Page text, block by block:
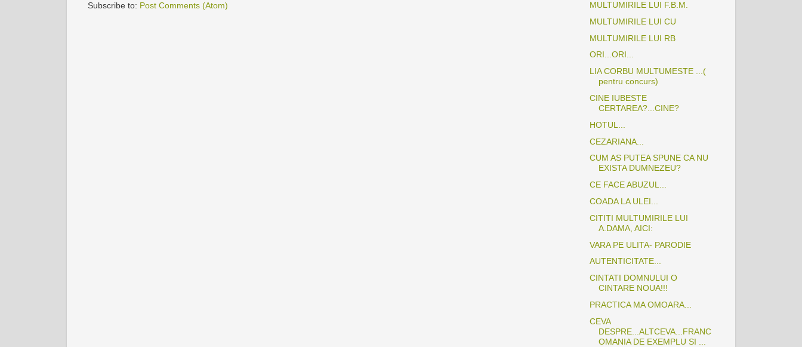
Subscribe to: Post Comments (Atom)
MULTUMIRILE LUI F.B.M.
MULTUMIRILE LUI CU
MULTUMIRILE LUI RB
ORI...ORI...
LIA CORBU MULTUMESTE ...(
pentru concurs)
CINE IUBESTE
CERTAREA?...CINE?
HOTUL...
CEZARIANA...
CUM AS PUTEA SPUNE CA NU
EXISTA DUMNEZEU?
CE FACE ABUZUL...
COADA LA ULEI...
CITITI MULTUMIRILE LUI
A.DAMA, AICI:
VARA PE ULITA- PARODIE
AUTENTICITATE...
CINTATI DOMNULUI O
CINTARE NOUA!!!
PRACTICA MA OMOARA...
CEVA
DESPRE...ALTCEVA...FRANC
OMANIA DE EXEMPLU SI ...